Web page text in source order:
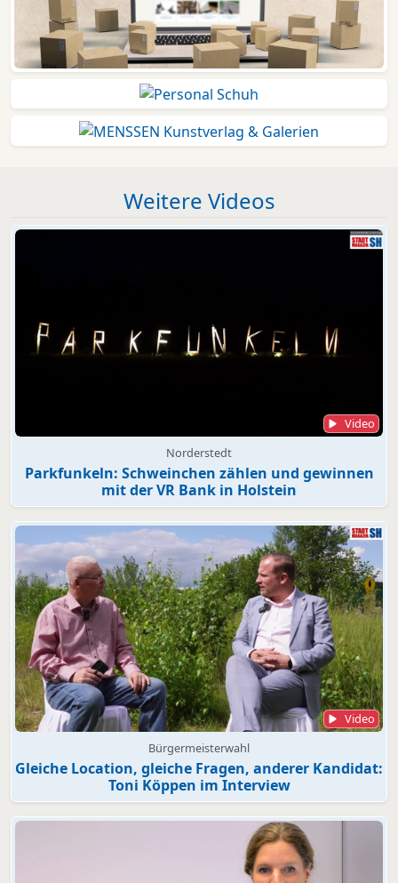
Weitere Videos
Video
Norderstedt
Parkfunkeln: Schweinchen zählen und gewinnen
mit der VR Bank in Holstein
Video
Bürgermeisterwahl
Gleiche Location, gleiche Fragen, anderer Kandidat:
Toni Köppen im Interview